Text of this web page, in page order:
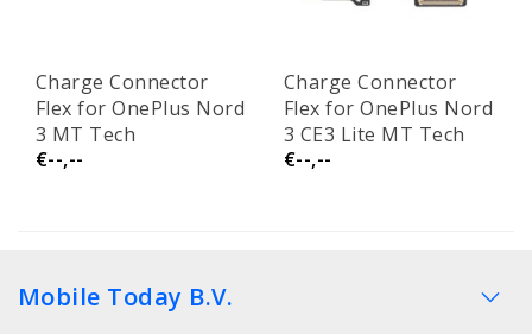
Charge Connector
Flex for OnePlus Nord
3 MT Tech
€--,--
Charge Connector
Flex for OnePlus Nord
3 CE3 Lite MT Tech
€--,--
Mobile Today B.V.